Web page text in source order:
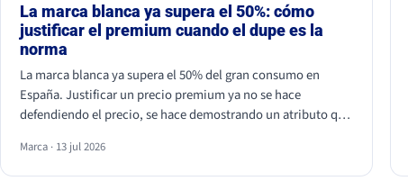
La marca blanca ya supera el 50%: cómo
justificar el premium cuando el dupe es la
norma
La marca blanca ya supera el 50% del gran consumo en
España. Justificar un precio premium ya no se hace
defendiendo el precio, se hace demostrando un atributo que
céntimos, la marca de distribuidor siempre va a ganar.
Marca · 13 jul 2026